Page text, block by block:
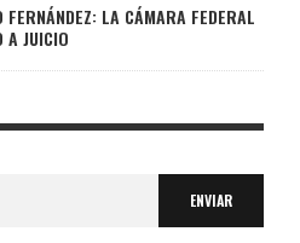
LA CÁMARA FEDERAL
A JUICIO